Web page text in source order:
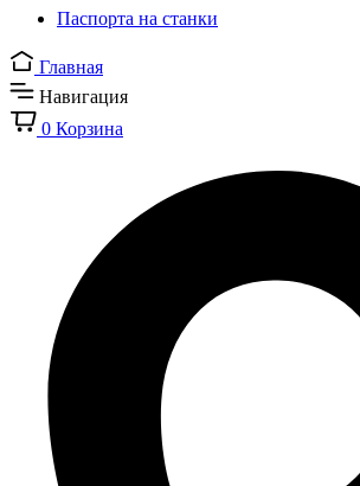
Паспорта на станки
Главная
Навигация
0 Корзина